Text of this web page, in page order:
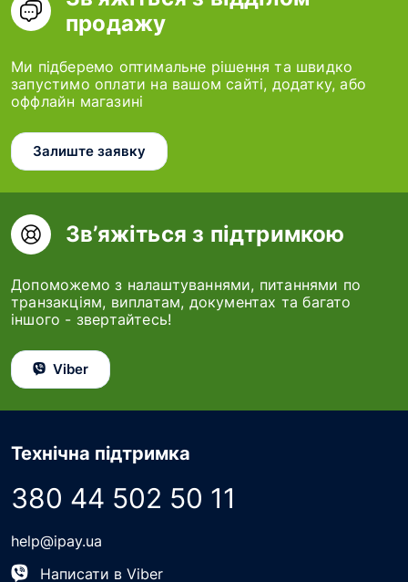
продажу
Ми підберемо оптимальне рішення та швидко
запустимо оплати на вашом сайті, додатку, або
оффлайн магазині
Залиште заявку
Зв’яжіться з підтримкою
Допоможемо з налаштуваннями, питаннями по
транзакціям, виплатам, документах та багато
іншого - звертайтесь!
Viber
Технічна підтримка
380 44 502 50 11
help@ipay.ua
Написати в Viber